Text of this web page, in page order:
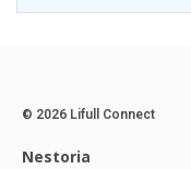
© 2026 Lifull Connect
Nestoria